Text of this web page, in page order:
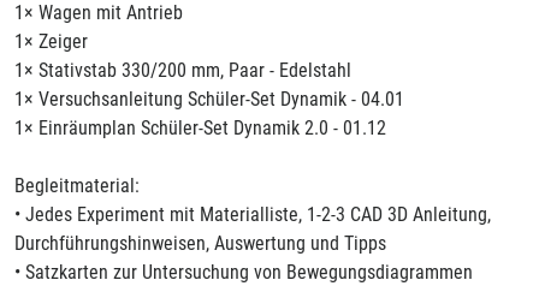
1× Wagen mit Antrieb
1× Zeiger
1× Stativstab 330/200 mm, Paar - Edelstahl
1× Versuchsanleitung Schüler-Set Dynamik - 04.01
1× Einräumplan Schüler-Set Dynamik 2.0 - 01.12
Begleitmaterial:
• Jedes Experiment mit Materialliste, 1-2-3 CAD 3D Anleitung,
Durchführungshinweisen, Auswertung und Tipps
• Satzkarten zur Untersuchung von Bewegungsdiagrammen